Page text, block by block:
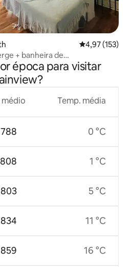
4,97 de uma
4,97 (153)
+ banheira de
época para visitar
médio Temp. média
0 °C
1 °C
5 °C
11 °C
16 °C